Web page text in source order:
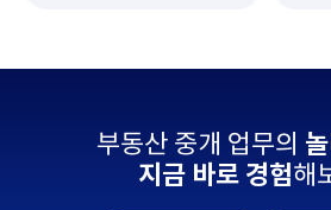
부동산 중개 업무의
지금 바로 경험해